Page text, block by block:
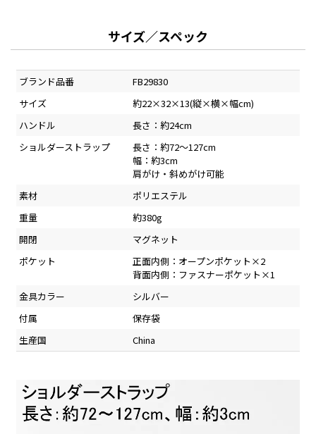
サイズ／スペック
ブランド品番
FB29830
サイズ
約22×32×13(縦×横×幅cm)
ハンドル
長さ：約24cm
ショルダーストラップ
長さ：約72～127cm
幅：約3cm
肩がけ・斜めがけ可能
素材
ポリエステル
重量
約380g
開閉
マグネット
ポケット
正面内側：オープンポケット×2
背面内側：ファスナーポケット×1
金具カラー
シルバー
付属
保存袋
生産国
China